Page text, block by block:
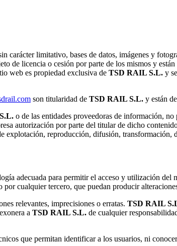
carácter limitativo, bases de datos, imágenes y
de licencia o cesión por parte de los mismos y
web es propiedad exclusiva de TSD RAIL S.L. y
son titularidad de TSD RAIL S.L. y están
o de las entidades proveedoras de información,
autorización por parte del titular de dicho
explotación, reproducción, difusión,
adecuada para permitir el acceso y utilización
cualquier tercero, que puedan producir
relevantes, imprecisiones o erratas. TSD RAIL
exonera a TSD RAIL S.L. de cualquier
que permitan identificar a los usuarios, ni